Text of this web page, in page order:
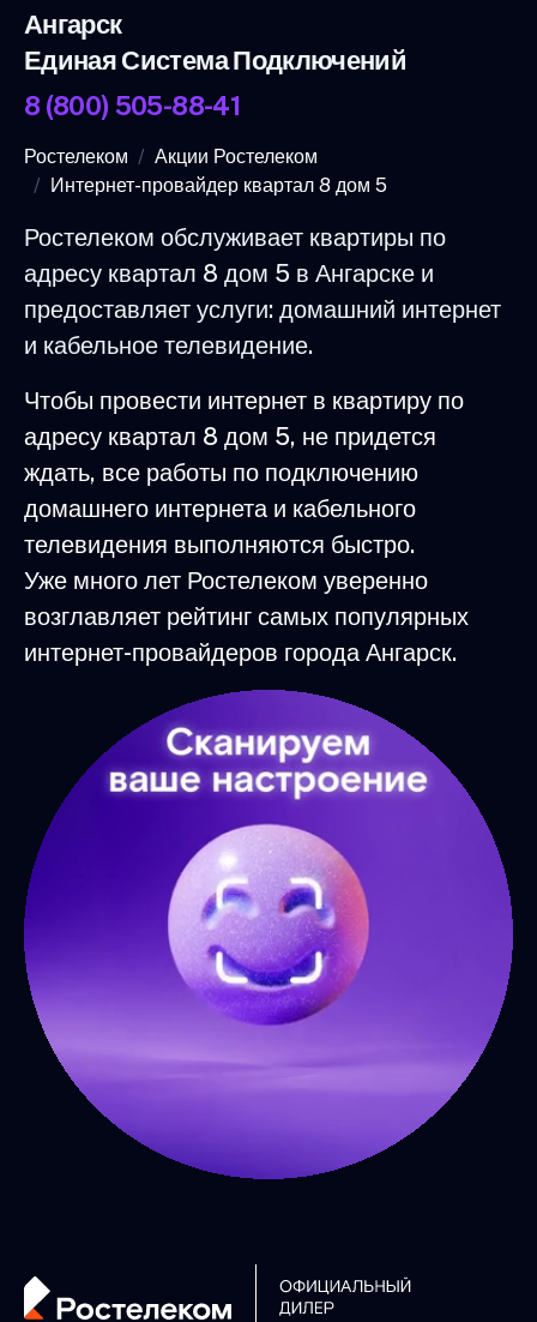
Ангарск
Единая Система Подключений
8 (800) 505-88-41
Ростелеком
Акции Ростелеком
Интернет-провайдер квартал 8 дом 5
Ростелеком обслуживает квартиры по
адресу квартал 8 дом 5 в Ангарске и
предоставляет услуги: домашний интернет
и кабельное телевидение.
Чтобы провести интернет в квартиру по
адресу квартал 8 дом 5, не придется
ждать, все работы по подключению
домашнего интернета и кабельного
телевидения выполняются быстро.
Уже много лет Ростелеком уверенно
возглавляет рейтинг самых популярных
интернет-провайдеров города Ангарск.